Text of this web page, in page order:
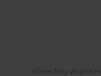
Afbeelding vergroten